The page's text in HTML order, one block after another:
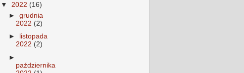
▼ 2022 (16)
►grudnia
2022 (2)
►
listopada
2022 (2)
►
października